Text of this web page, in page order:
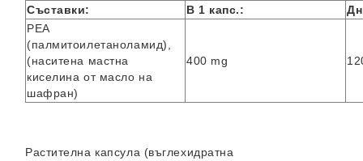
Съставки: В 1 капс.:
PEA
(палмитоилетаноламид),
(наситена мастна
киселина от масло на
шафран)
400 mg
Растителна капсула (въглехидратна